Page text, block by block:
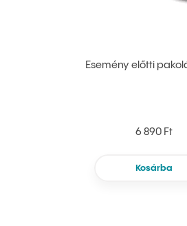
Esemény előtti
6 890 Ft
Kosárba